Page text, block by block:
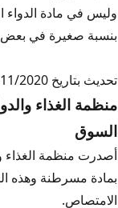
وليس في مادة الدواء
بنسبة صغيرة في بعض
تحديث بتاريخ 6/11/2020
منظمة الغذاء
السوق
أصدرت منظمة الغذاء
بمادة مسرطنة وهذه
الامتصاص.